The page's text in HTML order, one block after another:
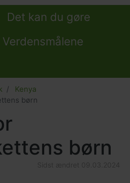
Det kan du gøre
Verdensmålene
Kenya
børn
børn